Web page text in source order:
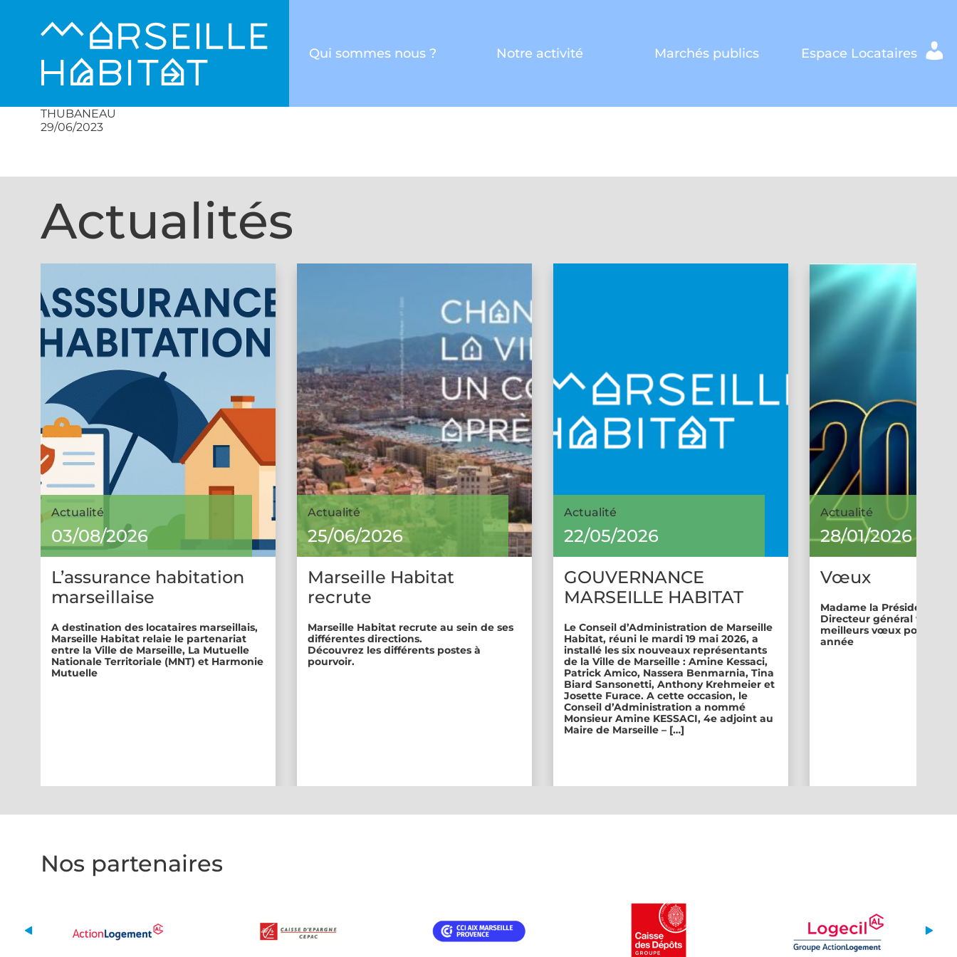
Qui sommes nous ? Notre activité Marchés publics Espace Locataires
THUBANEAU
29/06/2023
Actualités
Actualité
03/08/2026
L’assurance habitation
marseillaise
A destination des locataires marseillais,
Marseille Habitat relaie le partenariat
entre la Ville de Marseille, La Mutuelle
Nationale Territoriale (MNT) et Harmonie
Mutuelle
Actualité
25/06/2026
Marseille Habitat
recrute
Marseille Habitat recrute au sein de ses
différentes directions.
Découvrez les différents postes à
pourvoir.
Actualité
22/05/2026
GOUVERNANCE
MARSEILLE HABITAT
Le Conseil d’Administration de Marseille
Habitat, réuni le mardi 19 mai 2026, a
installé les six nouveaux représentants
de la Ville de Marseille : Amine Kessaci,
Patrick Amico, Nassera Benmarnia, Tina
Biard Sansonetti, Anthony Krehmeier et
Josette Furace. A cette occasion, le
Conseil d’Administration a nommé
Monsieur Amine KESSACI, 4e adjoint au
Maire de Marseille – […]
Actualité
28/01/2026
Vœux
Madame la Présidente et
Directeur général vous
meilleurs vœux pour
année
Nos partenaires